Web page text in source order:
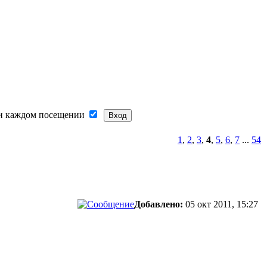
каждом посещении
1 , 2, 3, 4, 5, 6, 7 ... 54
Добавлено: 05 окт 2011, 15:27